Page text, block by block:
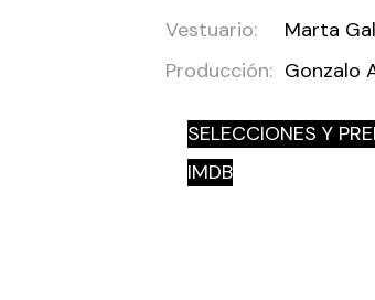
Vestuario:
Marta
Producción: Gonzalo
SELECCIONES Y
IMDB